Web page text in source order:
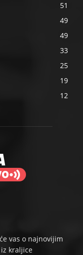
51
49
49
33
25
19
12
vas o najnovijim
kraljice